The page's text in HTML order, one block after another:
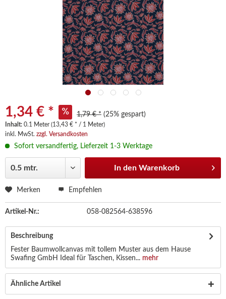
1,34 € * 1,79 € * (25% gespart)
Inhalt: 0.1 Meter (13,43 € * / 1 Meter)
inkl. MwSt. zzgl. Versandkosten
Sofort versandfertig, Lieferzeit 1-3 Werktage
In den Warenkorb
Merken Empfehlen
Artikel-Nr.: 058-082564-638596
Beschreibung
Fester Baumwollcanvas mit tollem Muster aus dem Hause
Swafing GmbH Ideal für Taschen, Kissen... mehr
Ähnliche Artikel